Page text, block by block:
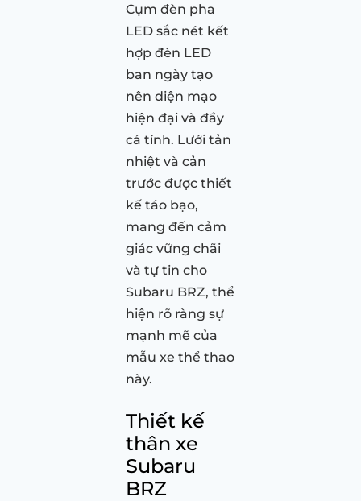
Cụm đèn pha
LED sắc nét kết
hợp đèn LED
ban ngày tạo
nên diện mạo
hiện đại và đầy
cá tính. Lưới tản
nhiệt và cản
trước được thiết
kế táo bạo,
mang đến cảm
giác vững chãi
và tự tin cho
Subaru BRZ, thể
hiện rõ ràng sự
mạnh mẽ của
mẫu xe thể thao
này.
Thiết kế
thân xe
Subaru
BRZ